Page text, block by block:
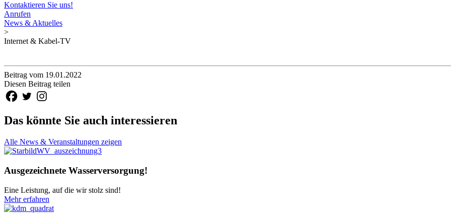
Kontaktieren Sie uns!
Anrufen
News & Aktuelles
>
Internet & Kabel-TV
Beitrag vom 19.01.2022
Diesen Beitrag teilen
Das könnte Sie auch interessieren
Alle News & Veranstaltungen zeigen
Ausgezeichnete Wasserversorgung!
Eine Leistung, auf die wir stolz sind!
Mehr erfahren